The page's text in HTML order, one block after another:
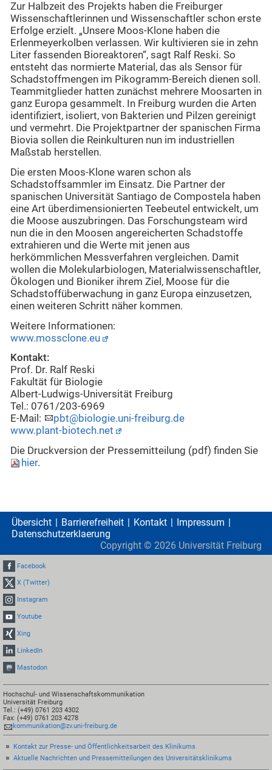
Zur Halbzeit des Projekts haben die Freiburger
Wissenschaftlerinnen und Wissenschaftler schon erste
Erfolge erzielt. „Unsere Moos-Klone haben die
Erlenmeyerkolben verlassen. Wir kultivieren sie in zehn
Liter fassenden Bioreaktoren“, sagt Ralf Reski. So
entsteht das normierte Material, das als Sensor für
Schadstoffmengen im Pikogramm-Bereich dienen soll.
Teammitglieder hatten zunächst mehrere Moosarten in
ganz Europa gesammelt. In Freiburg wurden die Arten
identifiziert, isoliert, von Bakterien und Pilzen gereinigt
und vermehrt. Die Projektpartner der spanischen Firma
Biovia sollen die Reinkulturen nun im industriellen
Maßstab herstellen.
Die ersten Moos-Klone waren schon als
Schadstoffsammler im Einsatz. Die Partner der
spanischen Universität Santiago de Compostela haben
eine Art überdimensionierten Teebeutel entwickelt, um
die Moose auszubringen. Das Forschungsteam wird
nun die in den Moosen angereicherten Schadstoffe
extrahieren und die Werte mit jenen aus
herkömmlichen Messverfahren vergleichen. Damit
wollen die Molekularbiologen, Materialwissenschaftler,
Ökologen und Bioniker ihrem Ziel, Moose für die
Schadstoffüberwachung in ganz Europa einzusetzen,
einen weiteren Schritt näher kommen.
Weitere Informationen:
www.mossclone.eu
Kontakt:
Prof. Dr. Ralf Reski
Fakultät für Biologie
Albert-Ludwigs-Universität Freiburg
Tel.: 0761/203-6969
E-Mail:
pbt@biologie.uni-freiburg.de
www.plant-biotech.net
Die Druckversion der Pressemitteilung (pdf) finden Sie
hier.
Übersicht Barrierefreiheit Kontakt
Impressum
Datenschutzerklaerung
Copyright © 2026 Universität Freiburg
Facebook
X (Twitter)
Instagram
Youtube
Xing
LinkedIn
Mastodon
Hochschul- und Wissenschaftskommunikation
Universität Freiburg
Tel.: (+49) 0761 203 4302
Fax: (+49) 0761 203 4278
kommunikation@zv.uni-freiburg.de
Kontakt zur Presse- und Öffentlichkeitsarbeit des Klinikums
Aktuelle Nachrichten und Pressemitteilungen des Universitätsklinikums